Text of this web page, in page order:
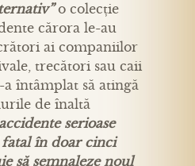
o colecție
cărora le-au
ai companiilor
trecători sau caii
a întâmplat să atingă
de înaltă
serioase
în doar cinci
să semnaleze noul